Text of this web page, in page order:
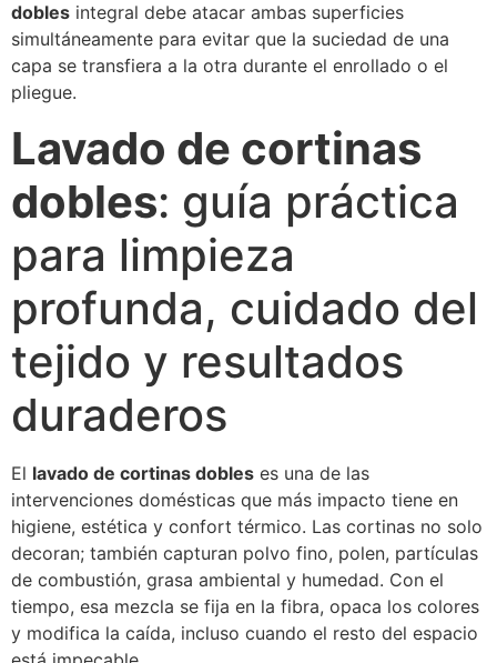
dobles integral debe atacar ambas superficies
simultáneamente para evitar que la suciedad de una
capa se transfiera a la otra durante el enrollado o el
pliegue.
Lavado de cortinas
dobles: guía práctica
para limpieza
profunda, cuidado del
tejido y resultados
duraderos
El lavado de cortinas dobles es una de las
intervenciones domésticas que más impacto tiene en
higiene, estética y confort térmico. Las cortinas no solo
decoran; también capturan polvo fino, polen, partículas
de combustión, grasa ambiental y humedad. Con el
tiempo, esa mezcla se fija en la fibra, opaca los colores
y modifica la caída, incluso cuando el resto del espacio